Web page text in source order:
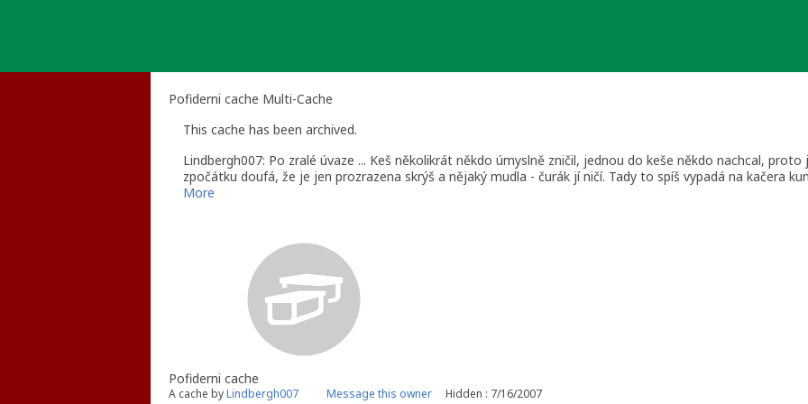
Pofiderni cache Multi-Cache
This cache has been archived.
Lindbergh007: Po zralé úvaze ... Keš několikrát někdo úmyslně zničil, jednou do keše někdo nachcal,
zpočátku doufá, že je jen prozrazena skrýš a nějaký mudla - čurák jí ničí. Tady to spíš vypadá na kačera
pohozena cestou, obal rozdupán, samotné Pofidérní se skoro nic nestalo, jen nefunguje .... Finálka
PS: Není důležité vyhrát, ale pouze nasrat toho kdo vás porazil .... Díky všem za přízeň téhle tak trochu
More
Pofiderni cache
A cache byLindbergh007 Message this owner Hidden : 7/16/2007